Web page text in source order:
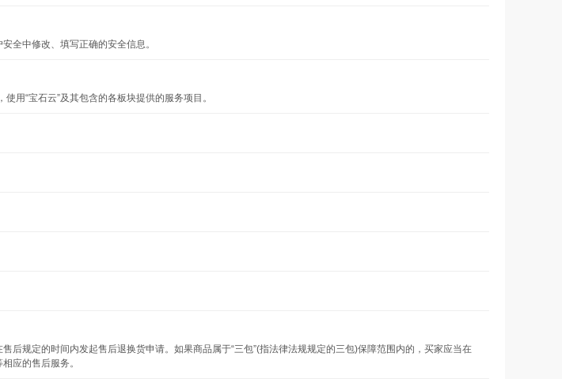
全中修改、填写正确的安全信息。
用“宝石云”及其包含的各板块提供的服务项目。
后规定的时间内发起售后退换货申请。如果商品属于“三包”(指法律法规规定的三包)保障范围内的，买家应当在
应的售后服务。